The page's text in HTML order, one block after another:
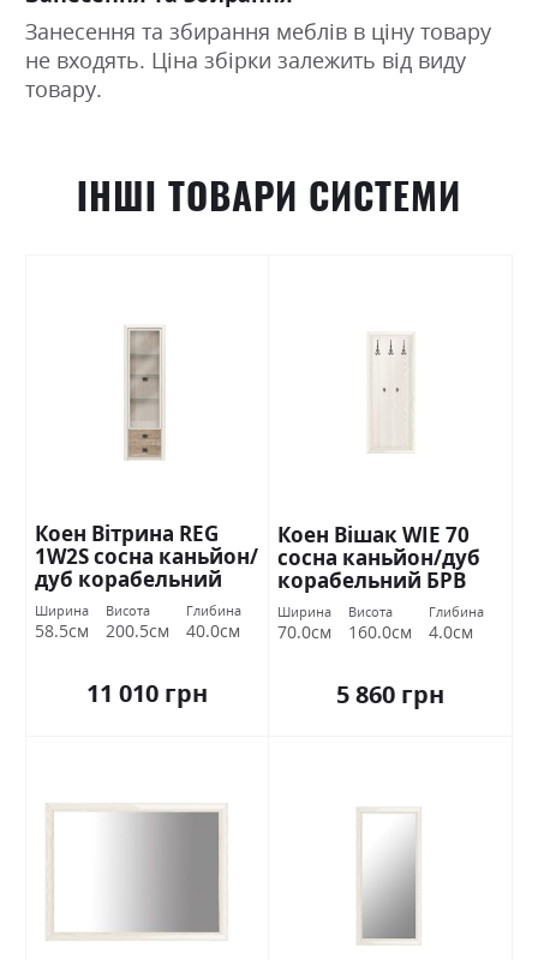
Занесення та збирання меблів в ціну товару
не входять. Ціна збірки залежить від виду
товару.
ІНШІ ТОВАРИ СИСТЕМИ
Коен Вітрина REG
1W2S сосна каньйон/
дуб корабельний
БРВ Україна
Ширина
58.5см
Висота
200.5см
Глибина
40.0см
11 010 грн
Коен Вішак WIE 70
сосна каньйон/дуб
корабельний БРВ
Україна
Ширина
70.0см
Висота
160.0см
Глибина
4.0см
5 860 грн